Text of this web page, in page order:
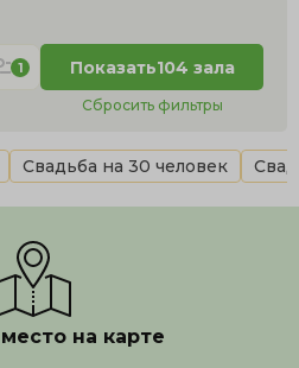
1 Показать104 зала
Сбросить фильтры
Свадьба на 30 человек
на карте